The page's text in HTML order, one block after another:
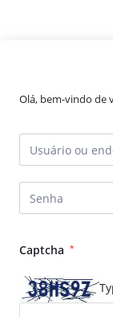
Olá, bem-vindo de
Captcha *